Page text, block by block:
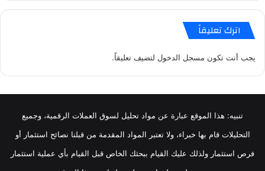
اترك تعليقاً
يجب أنت تكون مسجل الدخول لتضيف تعليقاً.
تنبيه: هذا الموقع عبارة عن مواد تحليل لسوق العملات الرقمية، وجميع
التحليلات قام بها خبراء، ولا تعتبر المواد المقدمة من قبلنا نصائح استثمار أو
فرص استثمار ولذلك عليك القيام ببحثك الخاص قبل القيام بأي عملية استثمار